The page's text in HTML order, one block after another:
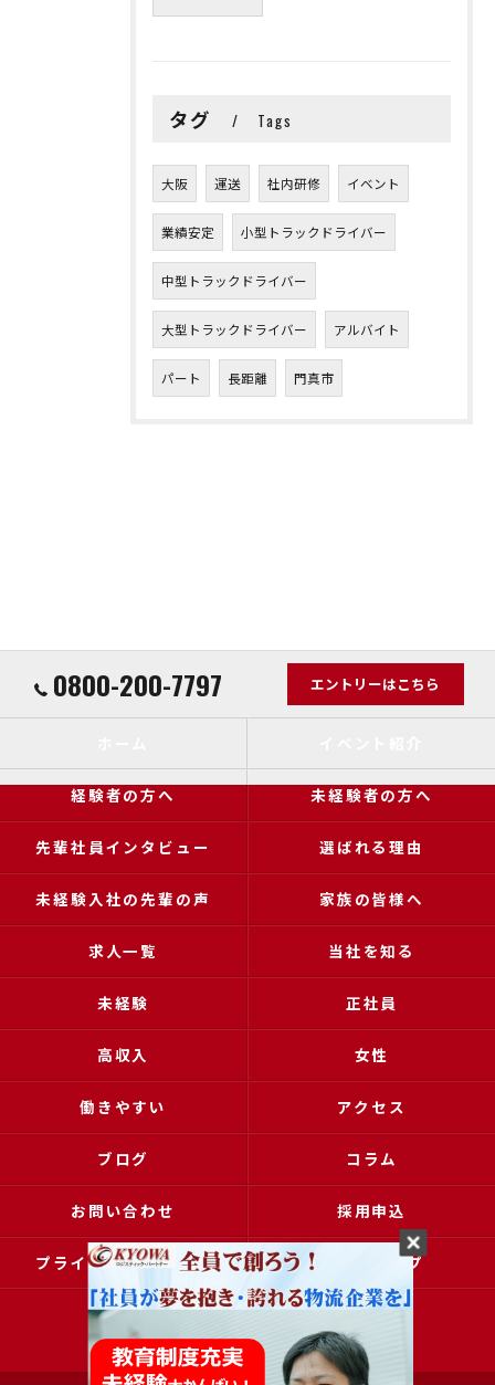
タグ Tags
大阪 運送 社内研修 イベント
業績安定 小型トラックドライバー
中型トラックドライバー
大型トラックドライバー アルバイト
パート 長距離 門真市
0800-200-7797 エントリーはこちら
経験者の方へ 未経験者の方へ
先輩社員インタビュー 選ばれる理由
未経験入社の先輩の声 家族の皆様へ
求人一覧 当社を知る
未経験 正社員
高収入 女性
働きやすい アクセス
ブログ コラム
お問い合わせ 採用申込
プライバシーポリシー サイトマップ